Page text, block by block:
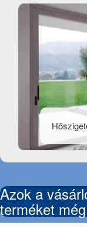
Azok a
terméket